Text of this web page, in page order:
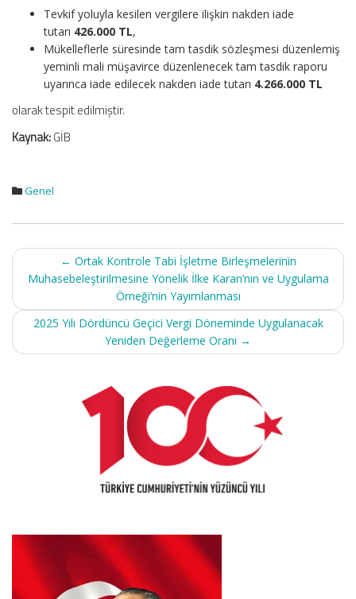
Tevkif yoluyla kesilen vergilere ilişkin nakden iade
tutarı 426.000 TL,
Mükelleflerle süresinde tam tasdik sözleşmesi düzenlemiş
yeminli mali müşavirce düzenlenecek tam tasdik raporu
uyarınca iade edilecek nakden iade tutarı 4.266.000 TL
olarak tespit edilmiştir.
Kaynak:GİB
Genel
Post
navigation← Ortak Kontrole Tabi İşletme Birleşmelerinin
Muhasebeleştirilmesine Yönelik İlke Kararı’nın ve Uygulama
Örneği’nin Yayımlanması
2025 Yılı Dördüncü Geçici Vergi Döneminde Uygulanacak
Yeniden Değerleme Oranı →